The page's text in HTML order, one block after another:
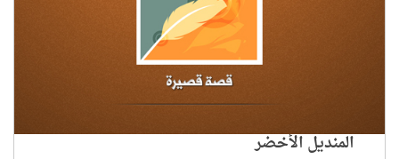
المنديل الأخضر